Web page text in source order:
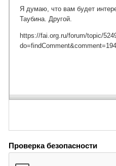
Проверка безопасности